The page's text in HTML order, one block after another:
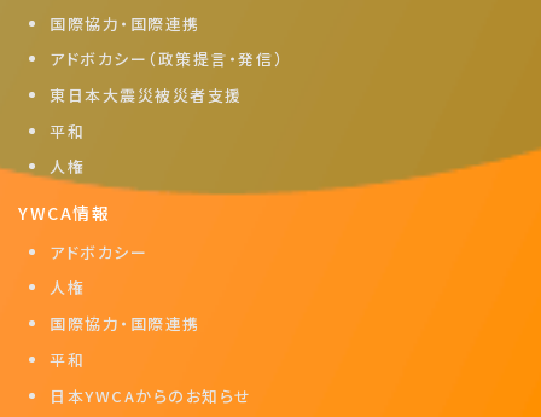
国際協力・国際連携
アドボカシー（政策提言・発信）
東日本大震災被災者支援
平和
人権
YWCA情報
アドボカシー
人権
国際協力・国際連携
平和
日本YWCAからのお知らせ